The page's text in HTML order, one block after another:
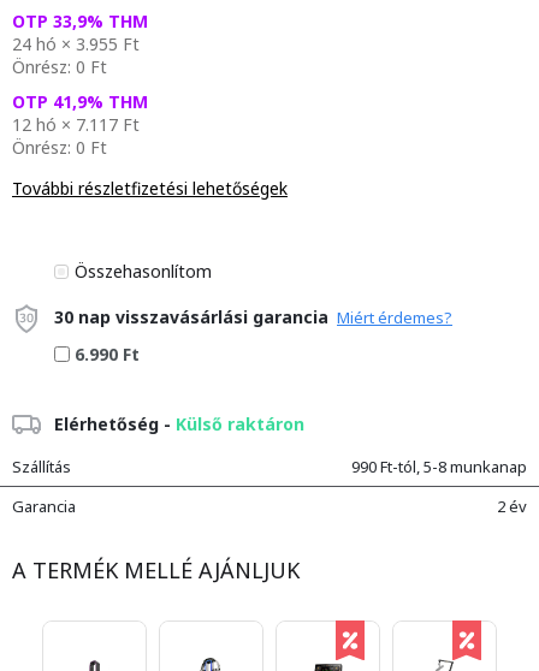
OTP 33,9% THM
24 hó × 3.955 Ft
Önrész: 0 Ft
OTP 41,9% THM
12 hó × 7.117 Ft
Önrész: 0 Ft
További részletfizetési lehetőségek
Összehasonlítom
30 nap visszavásárlási garancia Miért érdemes?
6.990 Ft
Elérhetőség - Külső raktáron
Szállítás
990 Ft-tól, 5-8 munkanap
Garancia
2 év
A TERMÉK MELLÉ AJÁNLJUK